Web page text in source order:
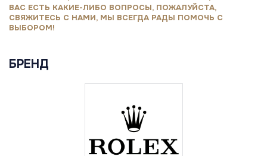
ВАС ЕСТЬ КАКИЕ-ЛИБО ВОПРОСЫ, ПОЖАЛУЙСТА,
СВЯЖИТЕСЬ С НАМИ, МЫ ВСЕГДА РАДЫ ПОМОЧЬ С
ВЫБОРОМ!
БРЕНД